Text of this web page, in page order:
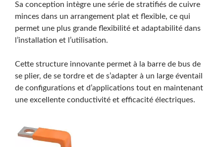
Sa conception intègre une série de stratifiés de cuivre
minces dans un arrangement plat et flexible, ce qui
permet une plus grande flexibilité et adaptabilité dans
l’installation et l’utilisation.
Cette structure innovante permet à la barre de bus de
se plier, de se tordre et de s’adapter à un large éventail
de configurations et d’applications tout en maintenant
une excellente conductivité et efficacité électriques.